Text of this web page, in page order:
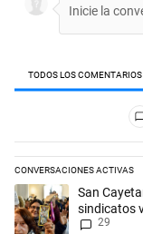
TODOS LOS COMENTARIOS
Todos los
CONVERSACIONES ACTIVAS
Este listado muestra
Un artículo de
San
sindicatos
Gobierno
29